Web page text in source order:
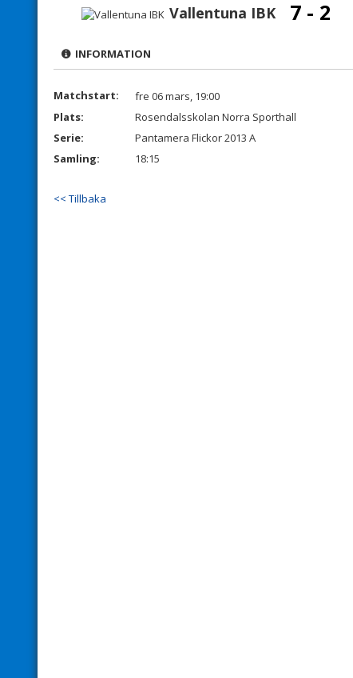
Vallentuna IBK 7 - 2
INFORMATION
Matchstart:
fre 06 mars, 19:00
Plats:
Rosendalsskolan Norra Sporthall
Serie:
Pantamera Flickor 2013 A
Samling:
18:15
<< Tillbaka